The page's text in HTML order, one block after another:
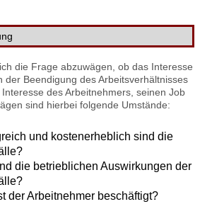
die Frage abzuwägen, ob das Interesse
der Beendigung des Arbeitsverhältnisses
des Arbeitnehmers, seinen Job
sind hierbei folgende Umstände:
und kostenerheblich sind die
die betrieblichen Auswirkungen der
der Arbeitnehmer beschäftigt?